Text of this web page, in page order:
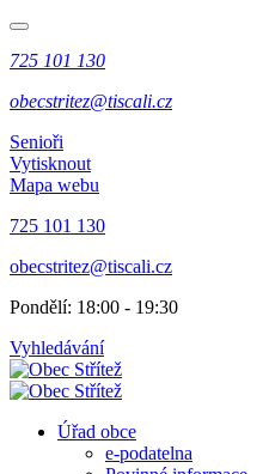
725 101 130
obecstritez@tiscali.cz
Senioři
Vytisknout
Mapa webu
725 101 130
obecstritez@tiscali.cz
Pondělí: 18:00 - 19:30
Vyhledávání
Úřad obce
e-podatelna